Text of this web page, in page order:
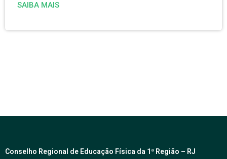
SAIBA MAIS
Conselho Regional de Educação Física da 1ª Região – RJ